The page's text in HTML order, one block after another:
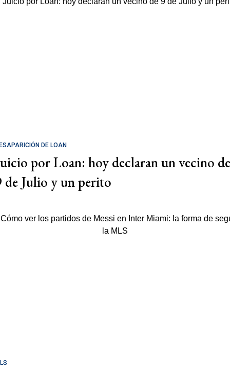
DE LOAN
por Loan: hoy declaran un vecino de
de Julio y un perito